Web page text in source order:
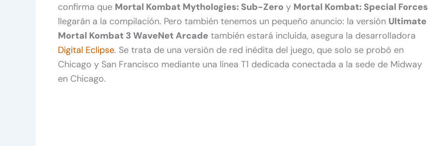
confirma que Mortal Kombat Mythologies: Sub-Zero y Mortal Kombat: Special Forces
llegarán a la compilación. Pero también tenemos un pequeño anuncio: la versión Ultimate
Mortal Kombat 3 WaveNet Arcade también estará incluida, asegura la desarrolladora
Digital Eclipse. Se trata de una versión de red inédita del juego, que solo se probó en
Chicago y San Francisco mediante una línea T1 dedicada conectada a la sede de Midway
en Chicago.